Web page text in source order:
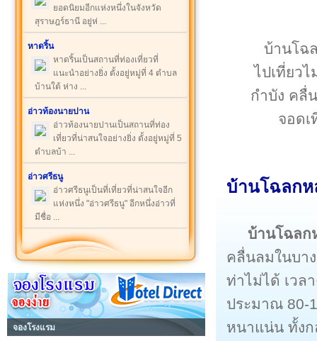
ยอดนิยมอีกแห่งหนึ่งในจังหวัด
สุราษฎร์ธานี อยู่ห่ ...
หาดริ้น
หาดริ้นเป็นสถานที่ท่องเที่ยวที่
แนะนำอย่างยิ่ง ตั้งอยู่หมู่ที่ 4 ตำบล
บ้านใต้ ห่าง ...
อ่าวท้องนายปาน
อ่าวท้องนายปานเป็นสถานที่ท่อง
เที่ยวที่น่าสนใจอย่างยิ่ง ตั้งอยู่หมู่ที่ 5
ตำบลบ้า ...
อ่าวศรีธนู
อ่าวศรีธนูเป็นที่เที่ยวที่น่าสนใจอีก
แห่งหนึ่ง "อ่าวศรีธนู" อีกหนึ่งอ่าวที่
มีชื่อ ...
จองโรงแรม
บ้านโฉ
ไปเที่ยว
กำบัง คลื่
จอดเ
บ้านโฉลก
บ้านโฉลก
คลื่นลมในบา
ท่าไม่ได้ เวล
ประมาณ 80-
หนาแน่น ทั้งก